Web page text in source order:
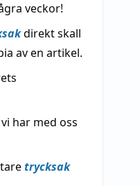
veckor!
direkt skall
av en artikel.
har med oss
trycksak